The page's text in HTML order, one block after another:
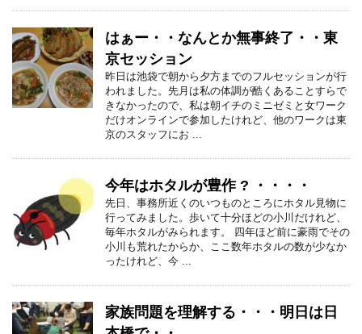
はぁー・・なんとか無事終了・・東
京セッション
昨日は池袋で朝から夕方までのフルセッションが行
われました。先月は私の体調が酷くあることすらで
きなかったので、私は朝イチのミニゼミと女ワーク
だけオンラインで参加したけれど、他のワークは東
京のスタッフにお ...
今年はホタルが豊作 ? ・・・・
先日、事務所近くのいつものところにホタル見物に
行ってみました。歩いて十分ほどの小川だけれど、
毎年ホタルがみられます。 四年ほど前に豪雨でその
小川も荒れたからか、ここ数年ホタルの数が少なか
ったけれど、今 ...
家族問題を理解する・・・明日は日